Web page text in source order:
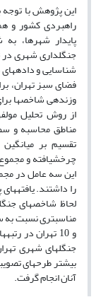
این پژوهش با توجه
راهبردی کشور و
پایدار شهرها،
جنگلداری شهری
شناسایی و داده­های
فضای سبز تهران،
وزن­دهی شاخص­ها
از روش تحلیل
مناطق محاسبه و
تقسیم بر
چرخش­یافته و
لحاظ شاخص­های
و 10 تهران در
جنگل­های شهری
بیشتر طرح­های
آنان انجام گرفت.